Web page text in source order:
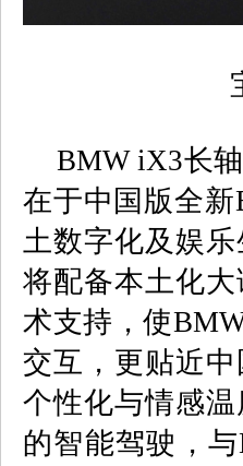
BMW iX3长
在于中国版全新
土数字化及娱乐
将配备本土化
术支持，使
交互，更贴近
个性化与情感温
的智能驾驶，与